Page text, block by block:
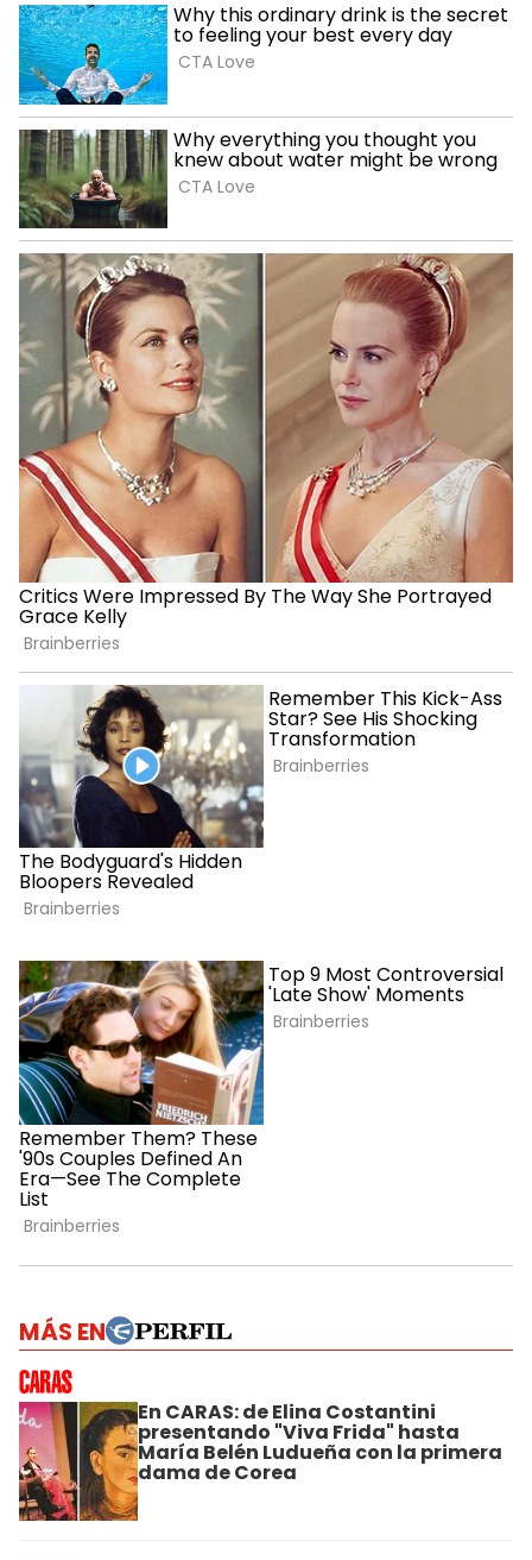
MÁS EN
En CARAS: de Elina Costantini
presentando "Viva Frida" hasta
María Belén Ludueña con la primera
dama de Corea